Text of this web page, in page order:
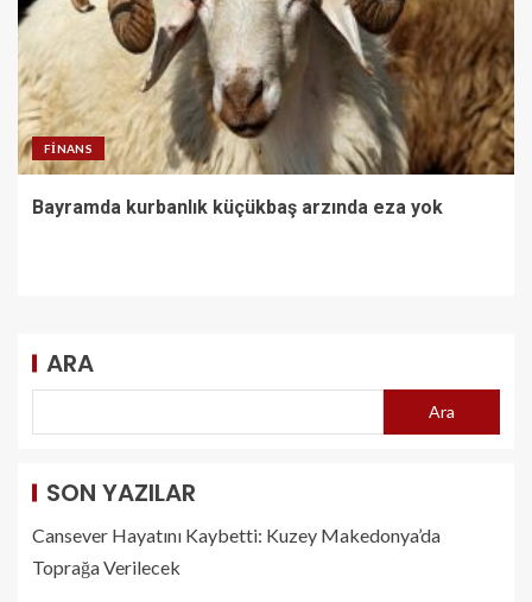
FINANS
Bayramda kurbanlık küçükbaş arzında eza yok
ARA
Ara
SON YAZILAR
Cansever Hayatını Kaybetti: Kuzey Makedonya’da
Toprağa Verilecek